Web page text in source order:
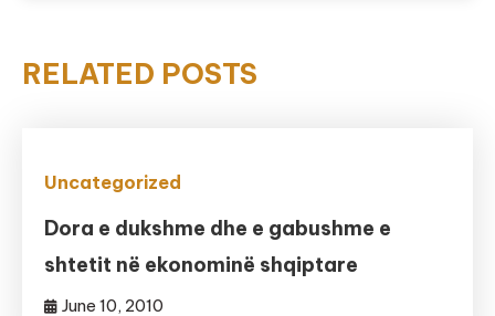
RELATED POSTS
Uncategorized
Dora e dukshme dhe e gabushme e
shtetit në ekonominë shqiptare
June 10, 2010